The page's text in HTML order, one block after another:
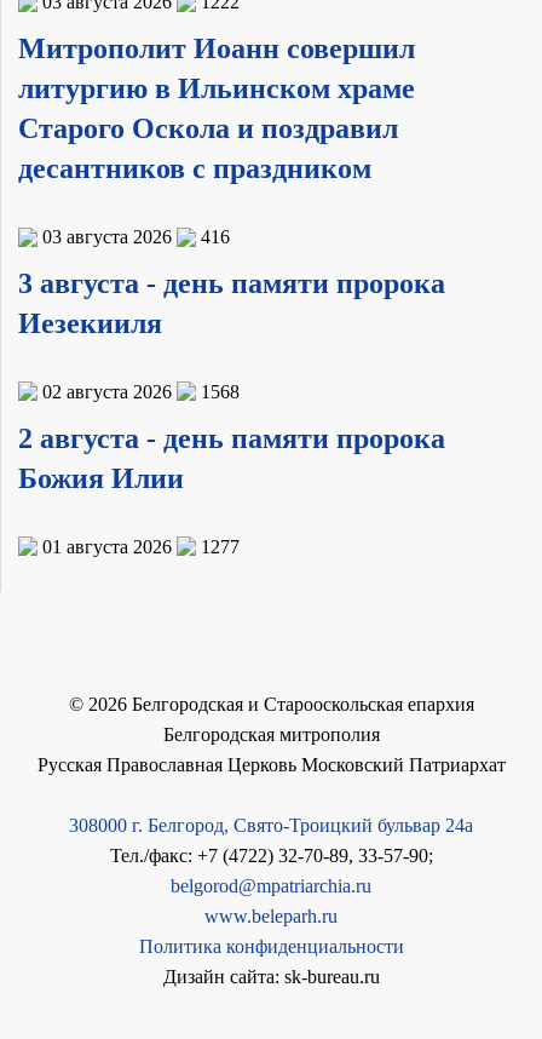
Митрополит Иоанн совершил
литургию в Ильинском храме
Старого Оскола и поздравил
десантников с праздником
03 августа 2026 416
3 августа - день памяти пророка
Иезекииля
02 августа 2026 1568
2 августа - день памяти пророка
Божия Илии
01 августа 2026 1277
© 2026Белгородская и Старооскольская епархия
Белгородская митрополия
Русская Православная Церковь Московский Патриархат
308000 г. Белгород, Свято-Троицкий бульвар 24а
Тел./факс: +7 (4722) 32-70-89, 33-57-90;
belgorod@mpatriarchia.ru
www.beleparh.ru
Политика конфиденциальности
Дизайн сайта: sk-bureau.ru